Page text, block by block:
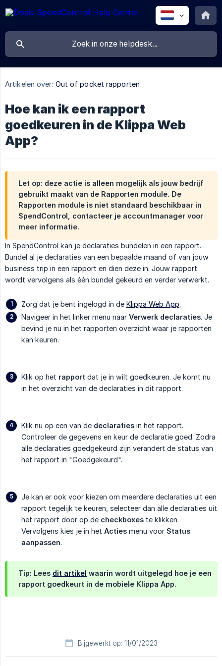
Artikelen over: Out of pocket rapporten
Hoe kan ik een rapport
goedkeuren in de Klippa Web
App?
Let op: deze actie is alleen mogelijk als jouw bedrijf
gebruikt maakt van de Rapporten module. De
Rapporten module is niet standaard beschikbaar in
SpendControl, contacteer je accountmanager voor
meer informatie.
In SpendControl kan je declaraties bundelen in een rapport.
Bundel al je declaraties van een bepaalde maand of van jouw
business trip in een rapport en dien deze in. Jouw rapport
wordt vervolgens als één bundel gekeurd en verder verwerkt.
Zorg dat je bent ingelogd in de Klippa Web App.
Navigeer in het linker menu naar Verwerk declaraties. Je
bevind je nu in het rapporten overzicht waar je rapporten
kan keuren.
Klik op het rapport dat je in wilt goedkeuren. Je komt nu
in het overzicht van de declaraties in dit rapport.
Klik nu op een van de declaraties in het rapport.
Controleer de gegevens en keur de declaratie goed. Zodra
alle declaraties goedgekeurd zijn verandert de status van
het rapport in "Goedgekeurd".
Je kan er ook voor kiezen om meerdere declaraties uit een
rapport tegelijk te keuren, selecteer dan alle declaraties uit
het rapport door op de checkboxes te klikken.
Vervolgens kies je in het Acties menu voor Status
aanpassen.
Tip: Lees dit artikel waarin wordt uitgelegd hoe je een
rapport goedkeurt in de mobiele Klippa App.
Bijgewerkt op: 11/01/2023